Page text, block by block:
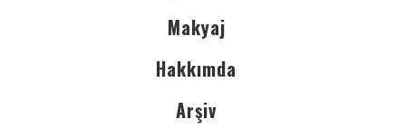
Makyaj
Hakkımda
Arşiv